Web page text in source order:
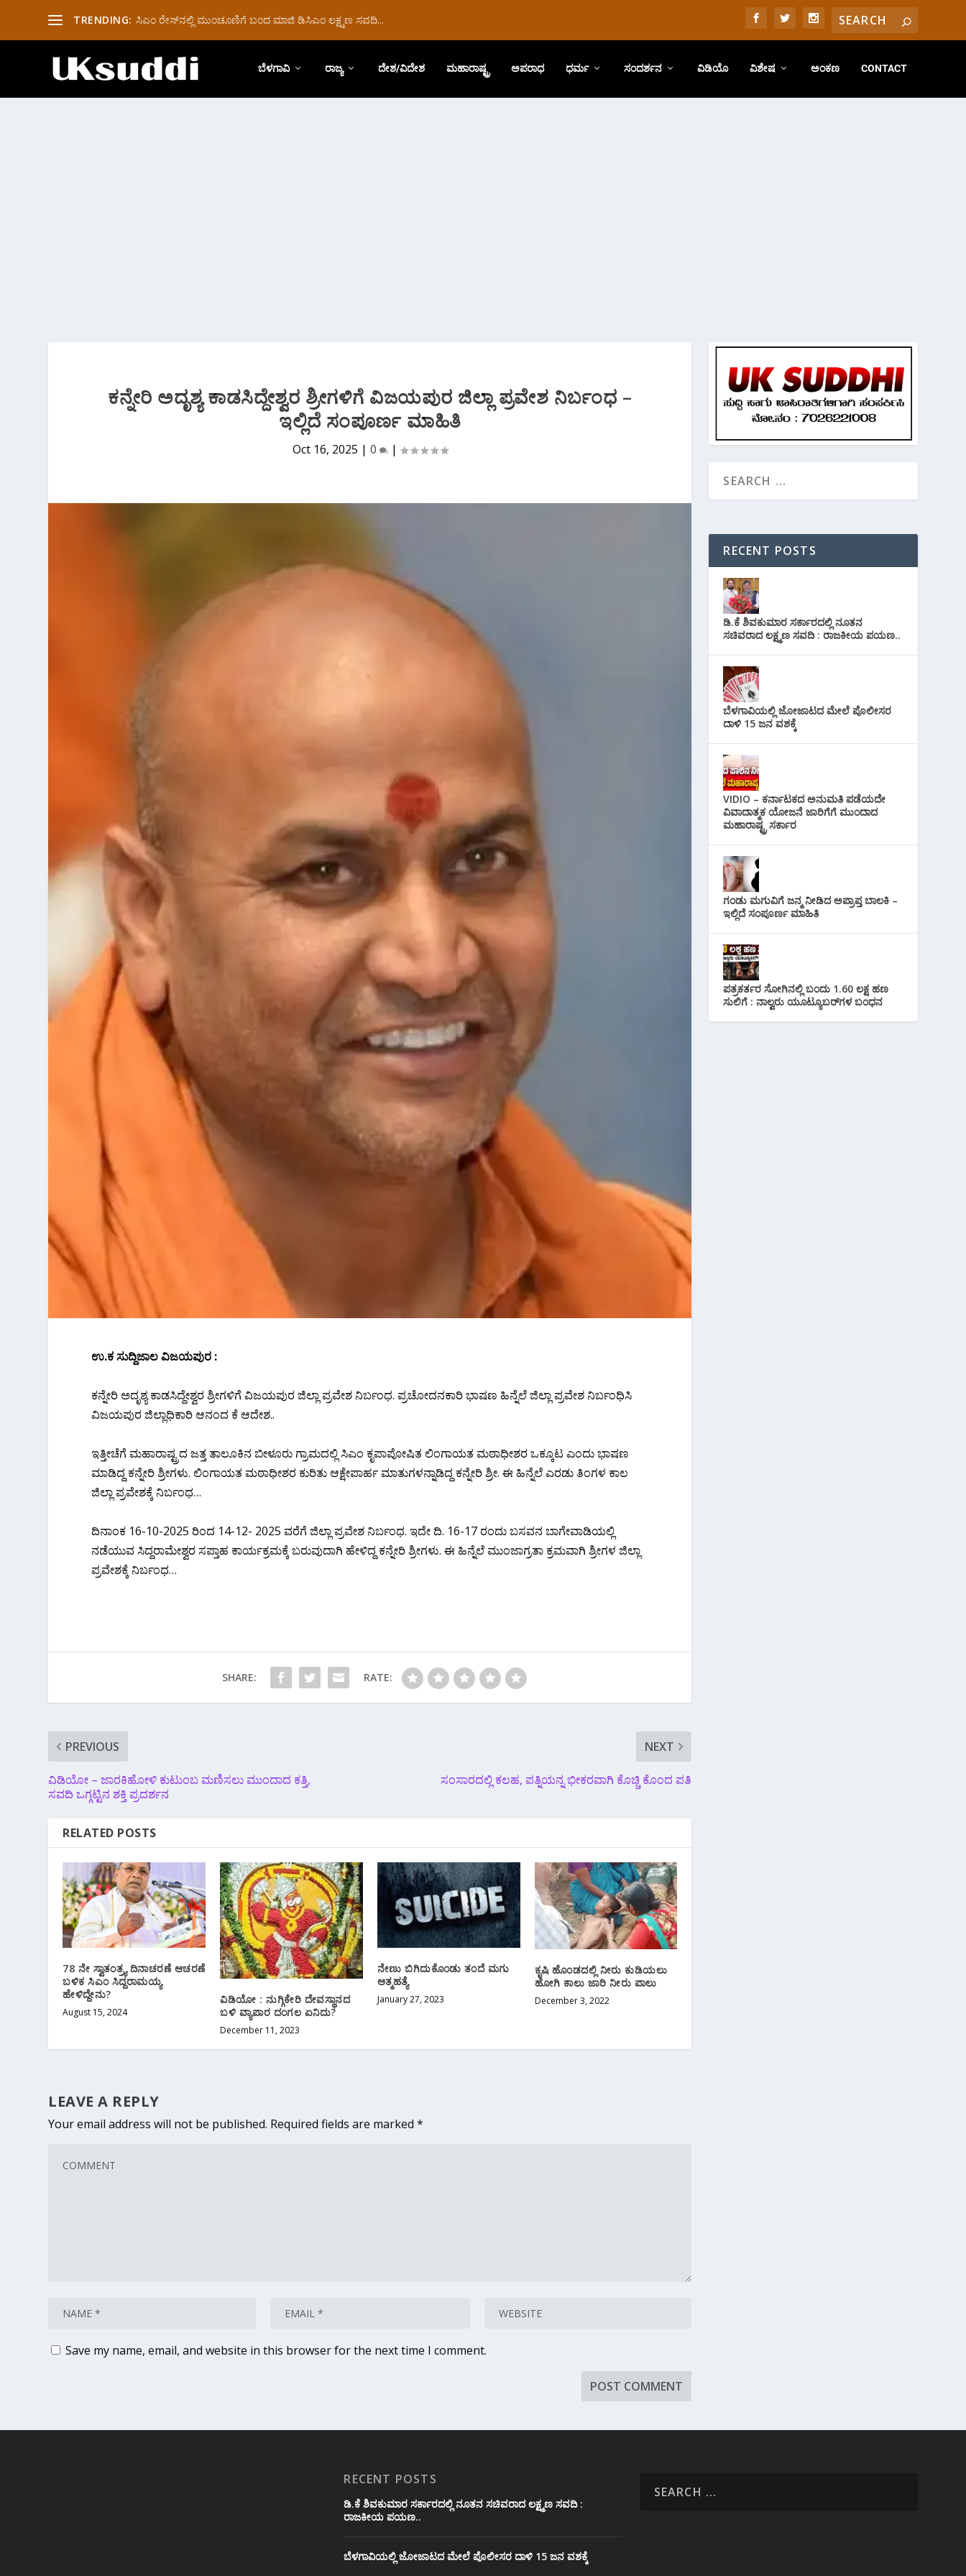
TRENDING: ಸಿಎಂ ರೇಸ್‌ನಲ್ಲಿ ಮುಂಚೂಣಿಗೆ ಬಂದ ಮಾಜಿ ಡಿಸಿಎಂ ಲಕ್ಷ್ಮಣ ಸವದಿ...
ಬೆಳಗಾವಿ ರಾಜ್ಯ ದೇಶ/ವಿದೇಶ ಮಹಾರಾಷ್ಟ್ರ ಅಪರಾಧ ಧರ್ಮ ಸಂದರ್ಶನ ವಿಡಿಯೊ ವಿಶೇಷ ಅಂಕಣ CONTACT
ಕನ್ನೇರಿ ಅದೃಶ್ಯ ಕಾಡಸಿದ್ದೇಶ್ವರ ಶ್ರೀಗಳಿಗೆ ವಿಜಯಪುರ ಜಿಲ್ಲಾ ಪ್ರವೇಶ ನಿರ್ಬಂಧ –
ಇಲ್ಲಿದೆ ಸಂಪೂರ್ಣ ಮಾಹಿತಿ
Oct 16, 2025 | 0 |
ಉ.ಕ ಸುದ್ದಿಜಾಲ ವಿಜಯಪುರ :
ಕನ್ನೇರಿ ಅದೃಶ್ಯ ಕಾಡಸಿದ್ದೇಶ್ವರ ಶ್ರೀಗಳಿಗೆ ವಿಜಯಪುರ ಜಿಲ್ಲಾ ಪ್ರವೇಶ ನಿರ್ಬಂಧ. ಪ್ರಚೋದನಕಾರಿ ಭಾಷಣ ಹಿನ್ನೆಲೆ ಜಿಲ್ಲಾ ಪ್ರವೇಶ ನಿರ್ಬಂಧಿಸಿ
ವಿಜಯಪುರ ಜಿಲ್ಲಾಧಿಕಾರಿ ಆನಂದ ಕೆ ಆದೇಶ..
ಇತ್ತೀಚೆಗೆ ಮಹಾರಾಷ್ಟ್ರದ ಜತ್ತ ತಾಲೂಕಿನ ಬೀಳೂರು ಗ್ರಾಮದಲ್ಲಿ ಸಿಎಂ ಕೃಪಾಪೋಷಿತ ಲಿಂಗಾಯತ ಮಠಾಧೀಶರ ಒಕ್ಕೂಟ ಎಂದು ಭಾಷಣ
ಮಾಡಿದ್ದ ಕನ್ನೇರಿ ಶ್ರೀಗಳು. ಲಿಂಗಾಯತ ಮಠಾಧೀಶರ ಕುರಿತು ಆಕ್ಷೇಪಾರ್ಹ ಮಾತುಗಳನ್ನಾಡಿದ್ದ ಕನ್ನೇರಿ ಶ್ರೀ. ಈ ಹಿನ್ನೆಲೆ ಎರಡು ತಿಂಗಳ ಕಾಲ
ಜಿಲ್ಲಾ ಪ್ರವೇಶಕ್ಕೆ ನಿರ್ಬಂಧ…
ದಿನಾಂಕ 16-10-2025 ರಿಂದ 14-12- 2025 ವರೆಗೆ ಜಿಲ್ಲಾ ಪ್ರವೇಶ ನಿರ್ಬಂಧ. ಇದೇ ದಿ. 16-17 ರಂದು ಬಸವನ ಬಾಗೇವಾಡಿಯಲ್ಲಿ
ನಡೆಯುವ ಸಿದ್ದರಾಮೇಶ್ವರ ಸಪ್ತಾಹ ಕಾರ್ಯಕ್ರಮಕ್ಕೆ ಬರುವುದಾಗಿ ಹೇಳಿದ್ದ ಕನ್ನೇರಿ ಶ್ರೀಗಳು. ಈ ಹಿನ್ನೆಲೆ ಮುಂಜಾಗ್ರತಾ ಕ್ರಮವಾಗಿ ಶ್ರೀಗಳ ಜಿಲ್ಲಾ
ಪ್ರವೇಶಕ್ಕೆ ನಿರ್ಬಂಧ…
SHARE: RATE:
PREVIOUS
ವಿಡಿಯೋ – ಜಾರಕಿಹೋಳಿ ಕುಟುಂಬ ಮಣಿಸಲು ಮುಂದಾದ ಕತ್ತಿ,
ಸವದಿ ಒಗ್ಗಟ್ಟಿನ ಶಕ್ತಿ ಪ್ರದರ್ಶನ
NEXT
ಸಂಸಾರದಲ್ಲಿ ಕಲಹ, ಪತ್ನಿಯನ್ನ ಭೀಕರವಾಗಿ ಕೊಚ್ಚಿ ಕೊಂದ ಪತಿ
RELATED POSTS
78 ನೇ ಸ್ವಾತಂತ್ರ್ಯ ದಿನಾಚರಣೆ ಆಚರಣೆ
ಬಳಿಕ ಸಿಎಂ ಸಿದ್ದರಾಮಯ್ಯ
ಹೇಳಿದ್ದೇನು?
August 15, 2024
ವಿಡಿಯೋ : ನುಗ್ಗಿಕೇರಿ ದೇವಸ್ಥಾನದ
ಬಳಿ ವ್ಯಾಪಾರ ದಂಗಲ ಏನಿದು?
December 11, 2023
ನೇಣು ಬಿಗಿದುಕೊಂಡು ತಂದೆ ಮಗು
ಆತ್ಮಹತ್ಯೆ
January 27, 2023
ಕೃಷಿ ಹೊಂಡದಲ್ಲಿ ನೀರು ಕುಡಿಯಲು
ಹೋಗಿ ಕಾಲು ಜಾರಿ ನೀರು ಪಾಲು
December 3, 2022
LEAVE A REPLY
Your email address will not be published. Required fields are marked*
Save my name, email, and website in this browser for the next time I comment.
RECENT POSTS
ಡಿ.ಕೆ ಶಿವಕುಮಾರ ಸರ್ಕಾರದಲ್ಲಿ ನೂತನ
ಸಚಿವರಾದ ಲಕ್ಷ್ಮಣ ಸವದಿ : ರಾಜಕೀಯ ಪಯಣ..
ಬೆಳಗಾವಿಯಲ್ಲಿ ಜೋಜಾಟದ ಮೇಲೆ ಪೊಲೀಸರ
ದಾಳಿ 15 ಜನ ವಶಕ್ಕೆ
VIDIO – ಕರ್ನಾಟಕದ ಅನುಮತಿ ಪಡೆಯದೇ
ವಿವಾದಾತ್ಮಕ ಯೋಜನೆ ಜಾರಿಗೆಗೆ ಮುಂದಾದ
ಮಹಾರಾಷ್ಟ್ರ ಸರ್ಕಾರ
ಗಂಡು ಮಗುವಿಗೆ ಜನ್ಮ ನೀಡಿದ ಅಪ್ರಾಪ್ತ ಬಾಲಕಿ –
ಇಲ್ಲಿದೆ ಸಂಪೂರ್ಣ ಮಾಹಿತಿ
ಪತ್ರಕರ್ತರ ಸೋಗಿನಲ್ಲಿ ಬಂದು 1.60 ಲಕ್ಷ ಹಣ
ಸುಲಿಗೆ : ನಾಲ್ವರು ಯೂಟ್ಯೂಬರ್‌ಗಳ ಬಂಧನ
RECENT POSTS
ಡಿ.ಕೆ ಶಿವಕುಮಾರ ಸರ್ಕಾರದಲ್ಲಿ ನೂತನ ಸಚಿವರಾದ ಲಕ್ಷ್ಮಣ ಸವದಿ :
ರಾಜಕೀಯ ಪಯಣ..
ಬೆಳಗಾವಿಯಲ್ಲಿ ಜೋಜಾಟದ ಮೇಲೆ ಪೊಲೀಸರ ದಾಳಿ 15 ಜನ ವಶಕ್ಕೆ